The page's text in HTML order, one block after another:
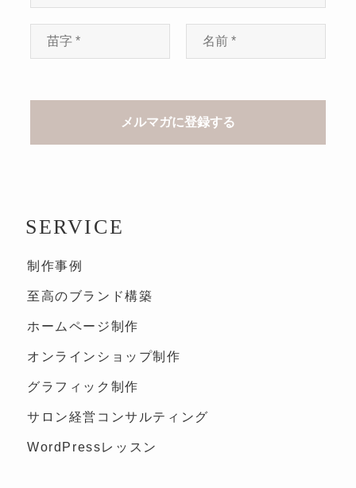
SERVICE
制作事例
至高のブランド構築
ホームページ制作
オンラインショップ制作
グラフィック制作
サロン経営コンサルティング
WordPressレッスン